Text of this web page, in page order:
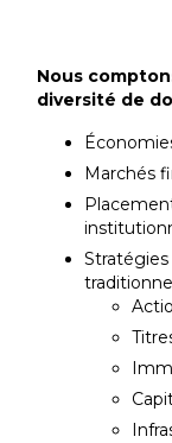
Nous
diversité de
Marchés